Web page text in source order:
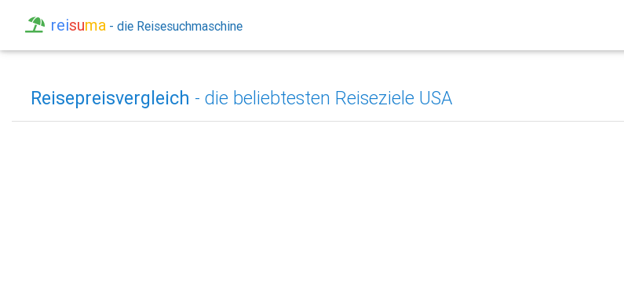
reisuma - die Reisesuchmaschine
Reisepreisvergleich - die beliebtesten Reiseziele USA